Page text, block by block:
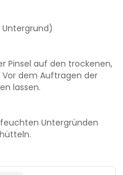
Pinsel auf den trockenen,
dem Auftragen der
lassen.
Untergründen